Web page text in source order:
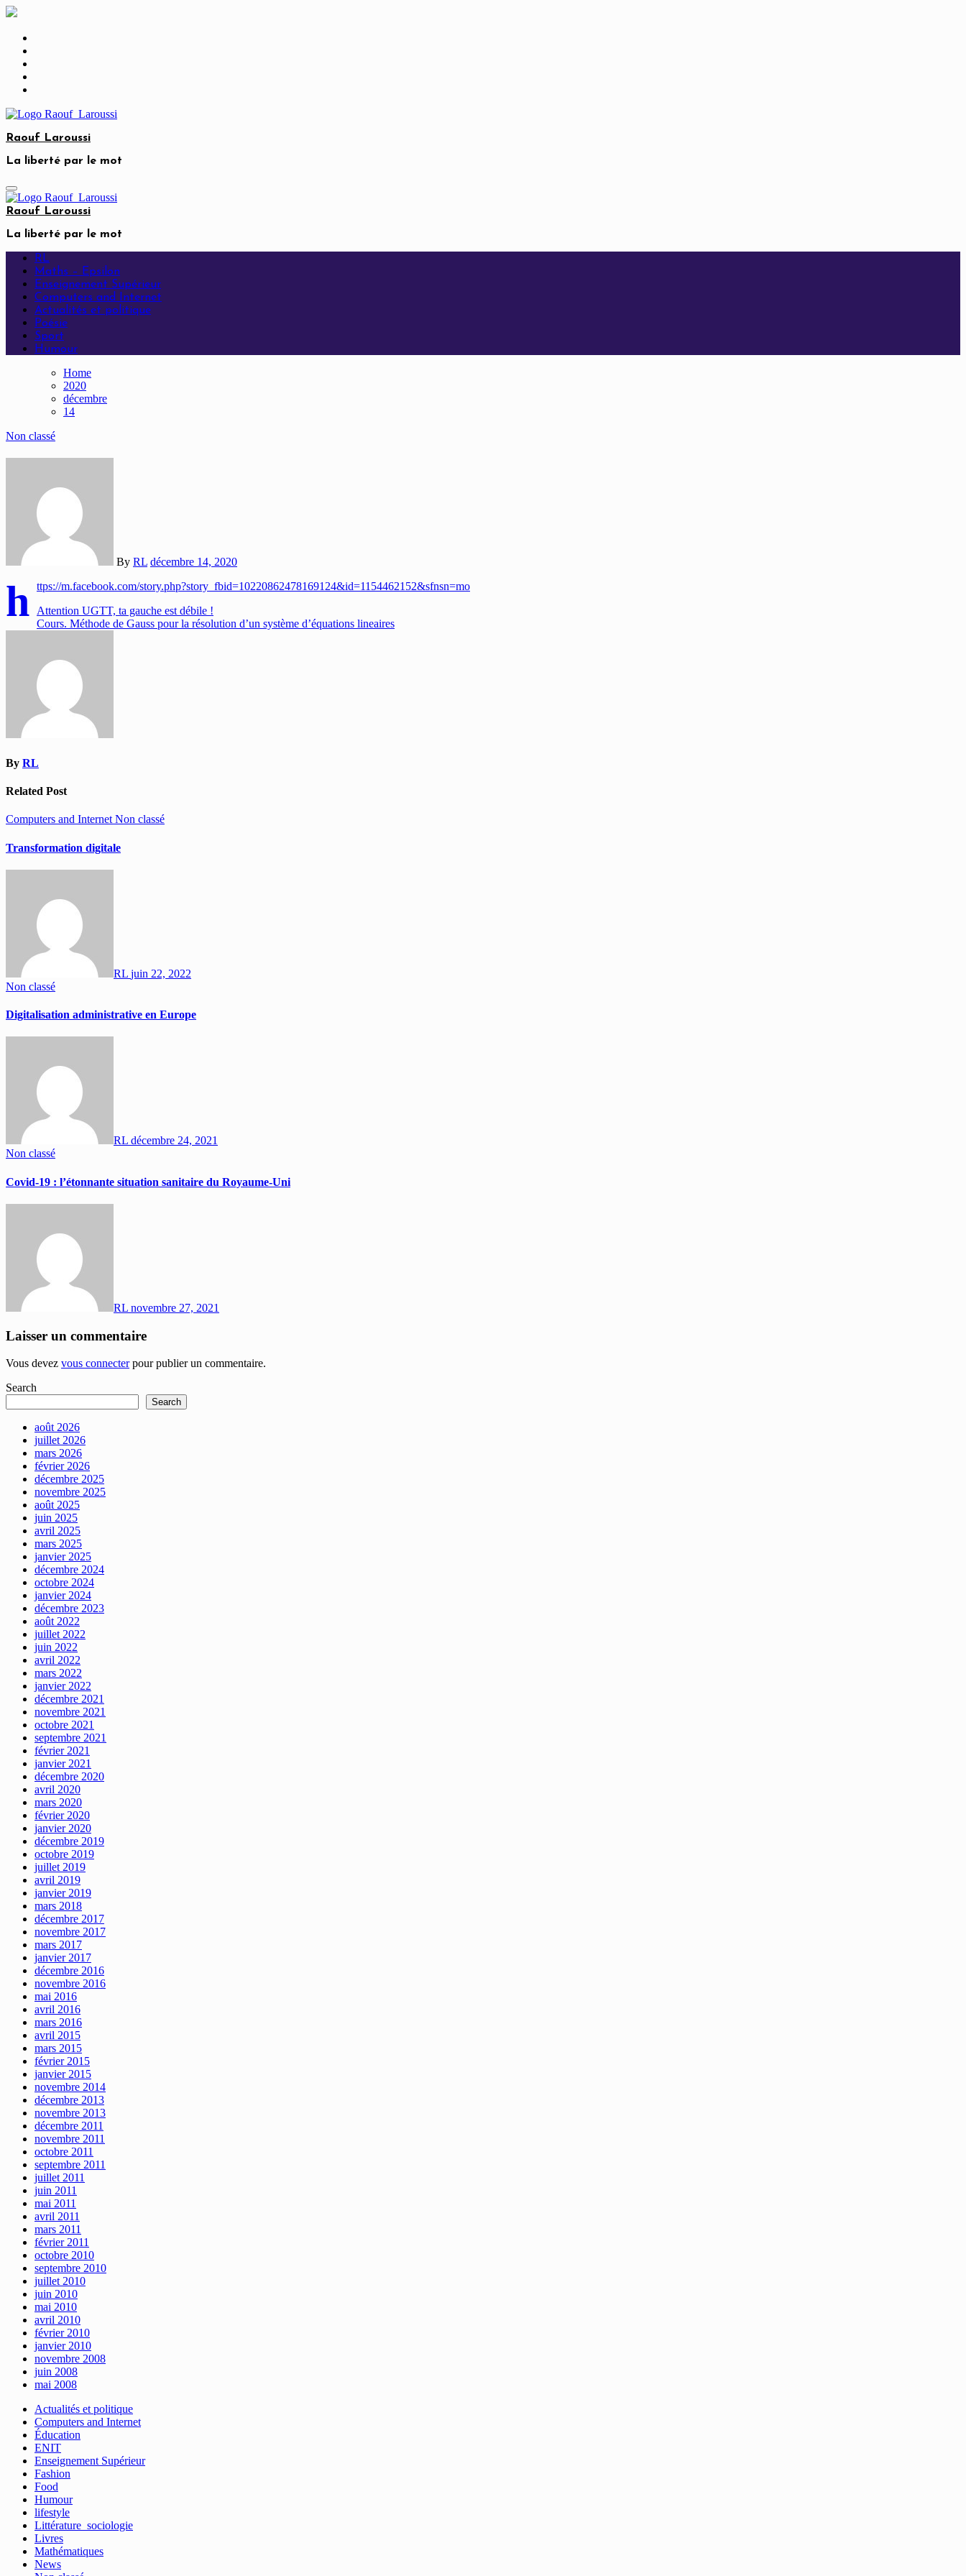
Skip
content
Raouf Laroussi
La liberté par le mot
Raouf Laroussi
La liberté par le mot
RL
Maths – Epsilon
Enseignement Supérieur
Computers and Internet
Actualités et politique
Poésie
Sport
Humour
Home
2020
décembre
14
Non classé
By RL décembre 14, 2020
h ttps://m.facebook.com/story.php?story_fbid=10220862478169124&id=1154462152&sfnsn=mo
Navigation
de
Attention UGTT, ta gauche est débile !
Cours. Méthode de Gauss pour la résolution d’un système d’équations lineaires
By RL
Related Post
Computers and Internet Non classé
Transformation digitale
RL juin 22, 2022
Non classé
Digitalisation administrative en Europe
RL décembre 24, 2021
Non classé
Covid-19 : l’étonnante situation sanitaire du Royaume-Uni
RL novembre 27, 2021
Laisser un commentaire
Vous devez vous connecterpour publier un commentaire.
Search
Search
août 2026
juillet 2026
mars 2026
février 2026
décembre 2025
novembre 2025
août 2025
juin 2025
avril 2025
mars 2025
janvier 2025
décembre 2024
octobre 2024
janvier 2024
décembre 2023
août 2022
juillet 2022
juin 2022
avril 2022
mars 2022
janvier 2022
décembre 2021
novembre 2021
octobre 2021
septembre 2021
février 2021
janvier 2021
décembre 2020
avril 2020
mars 2020
février 2020
janvier 2020
décembre 2019
octobre 2019
juillet 2019
avril 2019
janvier 2019
mars 2018
décembre 2017
novembre 2017
mars 2017
janvier 2017
décembre 2016
novembre 2016
mai 2016
avril 2016
mars 2016
avril 2015
mars 2015
février 2015
janvier 2015
novembre 2014
décembre 2013
novembre 2013
décembre 2011
novembre 2011
octobre 2011
septembre 2011
juillet 2011
juin 2011
mai 2011
avril 2011
mars 2011
février 2011
octobre 2010
septembre 2010
juillet 2010
juin 2010
mai 2010
avril 2010
février 2010
janvier 2010
novembre 2008
juin 2008
mai 2008
Actualités et politique
Computers and Internet
Éducation
ENIT
Enseignement Supérieur
Fashion
Food
Humour
lifestyle
Littérature_sociologie
Livres
Mathématiques
News